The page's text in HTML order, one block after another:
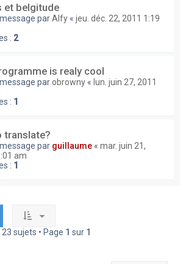
et belgitude
parAlfy « jeu. déc. 22, 2011 1:19
: 2
is realy cool
parobrowny « lun. juin 27, 2011
: 1
translate?
par guillaume « mar. juin 21,
am
: 1
23 sujets • Page 1 sur 1